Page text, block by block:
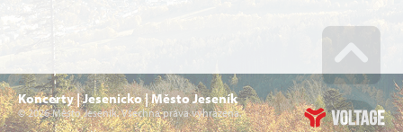
Koncerty | Jesenicko | Město Jeseník
© 2026 Město Jeseník. Všechna práva vyhrazena. Go